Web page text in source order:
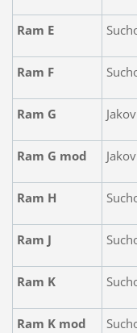
Ram E
Ram F
Ram G
Ram G mod
Ram H
Ram J
Ram K
Ram K mod